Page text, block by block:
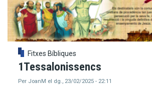
Fitxes Bíbliques
1Tessalonissencs
Per JoanM el dg., 23/02/2025 - 22:11